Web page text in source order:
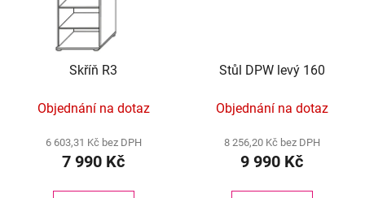
Skříň R3
Objednání na dotaz
6 603,31 Kč bez DPH
7 990 Kč
Stůl DPW levý 160
Objednání na dotaz
8 256,20 Kč bez DPH
9 990 Kč